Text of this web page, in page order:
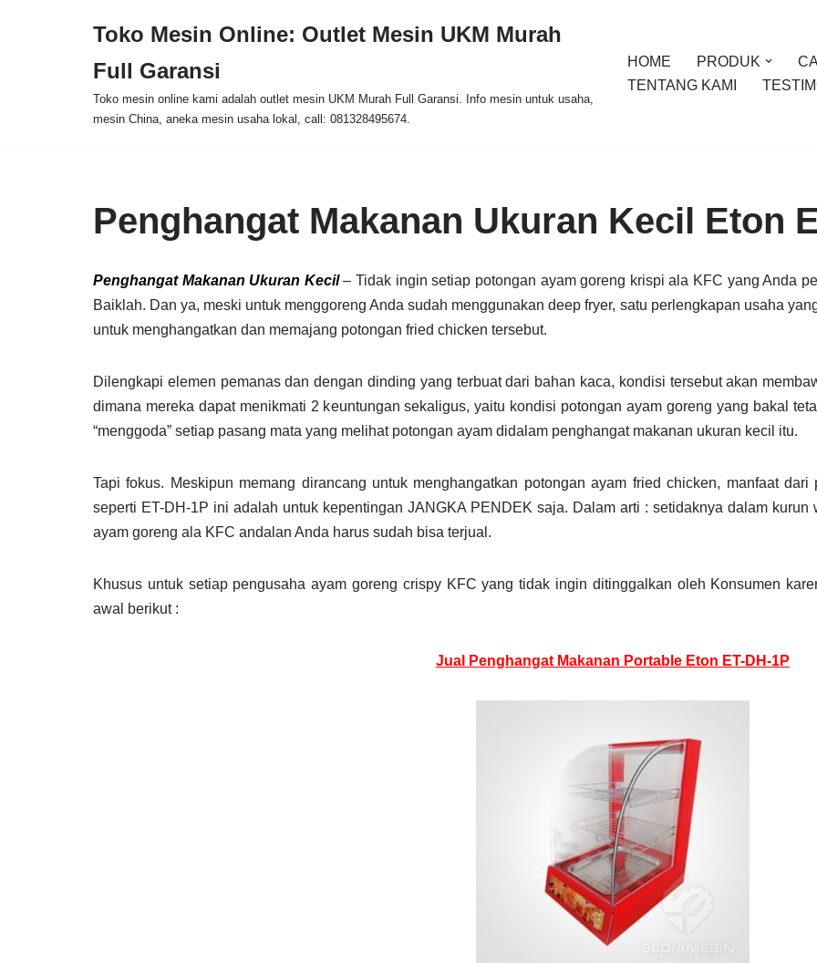
Toko Mesin Online: Outlet Mesin UKM Murah
Full Garansi
Toko mesin online kami adalah outlet mesin UKM Murah Full Garansi. Info mesin untuk usaha,
mesin China, aneka mesin usaha lokal, call: 081328495674.
HOME PRODUK
TENTANG KAMI
Penghangat Makanan Ukuran Kecil Eton
Penghangat Makanan Ukuran Kecil– Tidak ingin setiap potongan ayam goreng krispi ala KFC yang Anda
Baiklah. Dan ya, meski untuk menggoreng Anda sudah menggunakan deep fryer, satu perlengkapan usaha
untuk menghangatkan dan memajang potongan fried chicken tersebut.
Dilengkapi elemen pemanas dan dengan dinding yang terbuat dari bahan kaca, kondisi tersebut akan
dimana mereka dapat menikmati 2 keuntungan sekaligus, yaitu kondisi potongan ayam goreng yang bakal
“menggoda” setiap pasang mata yang melihat potongan ayam didalam penghangat makanan ukuran kecil itu.
Tapi fokus. Meskipun memang dirancang untuk menghangatkan potongan ayam fried chicken, manfaat
seperti ET-DH-1P ini adalah untuk kepentingan JANGKA PENDEK saja. Dalam arti : setidaknya dalam
ayam goreng ala KFC andalan Anda harus sudah bisa terjual.
Khusus untuk setiap pengusaha ayam goreng crispy KFC yang tidak ingin ditinggalkan oleh Konsumen
awal berikut :
Jual Penghangat Makanan Portable Eton ET-DH-1P